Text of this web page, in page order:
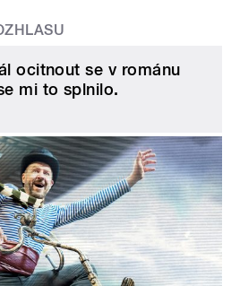
ocitnout se v románu
mi to splnilo.